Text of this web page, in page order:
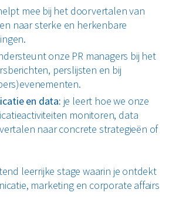
mee bij het doorvertalen van
naar sterke en herkenbare
onze PR managers bij het
perslijsten en bij
en data: je leert hoe we onze
monitoren, data
naar concrete strategieën of
leerrijke stage waarin je ontdekt
marketing en corporate affairs